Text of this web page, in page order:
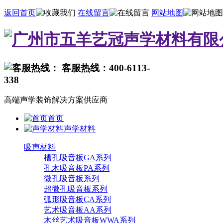
返回首页 在线留言 网站地图
客服热线：400-6113-
338
高端声学装饰解决方案供应商
首页
声学材料
吸声材料
槽孔吸音板GA系列
孔木吸音板PA系列
微孔吸音板系列
超微孔吸音板系列
弧形吸音板CA系列
艺术吸音板AA系列
木丝艺术吸音板WWA系列